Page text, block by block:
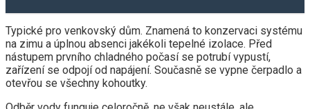
Typické pro venkovský dům. Znamená to konzervaci systému
na zimu a úplnou absenci jakékoli tepelné izolace. Před
nástupem prvního chladného počasí se potrubí vypustí,
zařízení se odpojí od napájení. Současně se vypne čerpadlo a
otevřou se všechny kohoutky.